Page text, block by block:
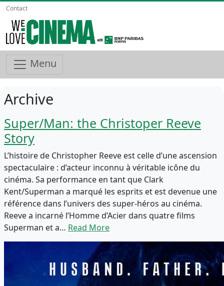
Contact
Menu
Archive
Super/Man: the Christoper Reeve
Story
L’histoire de Christopher Reeve est celle d’une ascension
spectaculaire : d’acteur inconnu à véritable icône du
cinéma. Sa performance en tant que Clark
Kent/Superman a marqué les esprits et est devenue une
référence dans l’univers des super-héros au cinéma.
Reeve a incarné l’Homme d’Acier dans quatre films
Superman et a… Read More